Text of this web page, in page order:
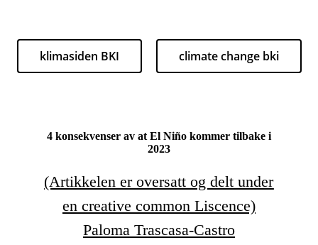
klimasiden BKI climate change bki
4 konsekvenser av at El Niño kommer tilbake i
2023
(Artikkelen er oversatt og delt under
en creative common Liscence)
Paloma Trascasa-Castro